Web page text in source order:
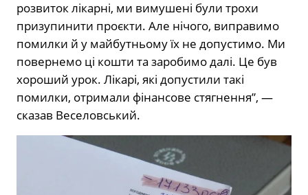
розвиток лікарні, ми вимушені були трохи
призупинити проєкти. Але нічого, виправимо
помилки й у майбутньому їх не допустимо. Ми
повернемо ці кошти та заробимо далі. Це був
хороший урок. Лікарі, які допустили такі
помилки, отримали фінансове стягнення”, —
сказав Веселовський.